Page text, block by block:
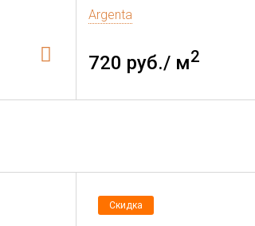
Argenta
720 руб./ м2
Скидка